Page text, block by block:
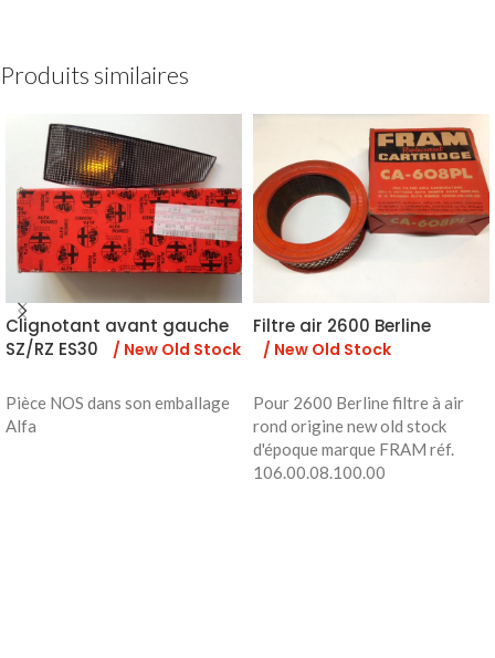
Produits similaires
Clignotant avant gauche
SZ/RZ ES30
/ New Old Stock
Pièce NOS dans son emballage
Alfa
Filtre air 2600 Berline
/ New Old Stock
Pour 2600 Berline filtre à air
rond origine new old stock
d'époque marque FRAM réf.
106.00.08.100.00